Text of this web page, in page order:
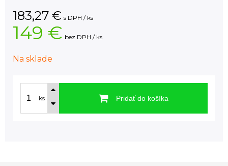
183,27 € s DPH / ks
149 € bez DPH / ks
Na sklade
ks Pridať do košíka